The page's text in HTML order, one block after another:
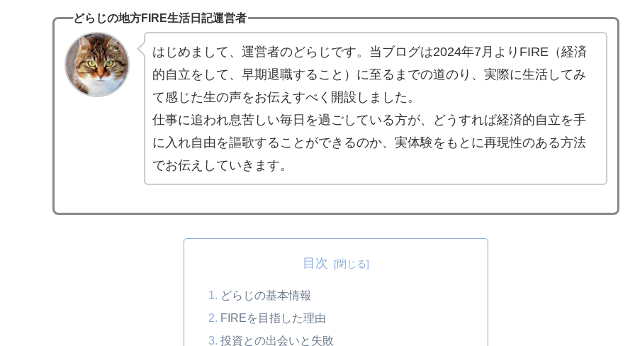
どらじの地方FIRE生活日記運営者
はじめまして、運営者のどらじです。当ブログは2024年7月よりFIRE（経済
的自立をして、早期退職すること）に至るまでの道のり、実際に生活してみ
て感じた生の声をお伝えすべく開設しました。
仕事に追われ息苦しい毎日を過ごしている方が、どうすれば経済的自立を手
に入れ自由を謳歌することができるのか、実体験をもとに再現性のある方法
でお伝えしていきます。
目次
どらじの基本情報
FIREを目指した理由
投資との出会いと失敗